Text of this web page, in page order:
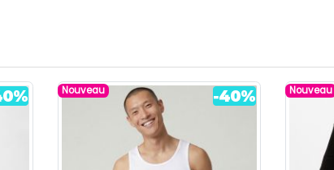
Nouveau Nouveau